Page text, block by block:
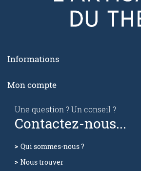
Informations
Mon compte
Une question ? Un conseil ?
Contactez-nous...
Qui sommes-nous ?
Nous trouver